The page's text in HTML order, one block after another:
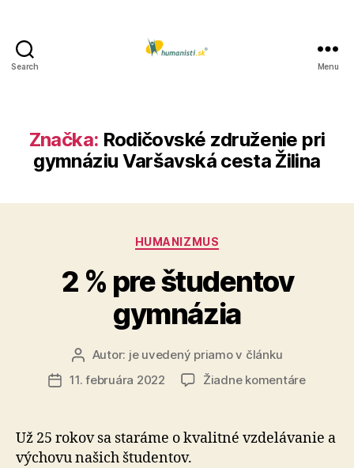
Search Menu
Značka: Rodičovské združenie pri
gymnáziu Varšavská cesta Žilina
Kategórie
HUMANIZMUS
2 % pre študentov
gymnázia
Autor
článku
Autor: je uvedený priamo v článku
Dátum
11. februára 2022 Žiadne komentárena
pre
Už 25 rokov sa staráme o kvalitné vzdelávanie a
výchovu našich študentov.